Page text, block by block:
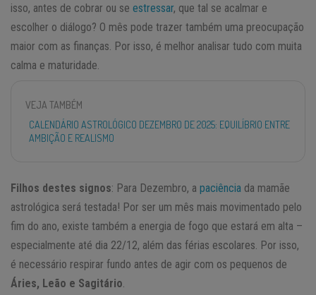
isso, antes de cobrar ou se estressar, que tal se acalmar e
escolher o diálogo? O mês pode trazer também uma preocupação
maior com as finanças. Por isso, é melhor analisar tudo com muita
calma e maturidade.
VEJA TAMBÉM
CALENDÁRIO ASTROLÓGICO DEZEMBRO DE 2025: EQUILÍBRIO ENTRE
AMBIÇÃO E REALISMO
Filhos destes signos: Para Dezembro, a paciência da mamãe
astrológica será testada! Por ser um mês mais movimentado pelo
fim do ano, existe também a energia de fogo que estará em alta –
especialmente até dia 22/12, além das férias escolares. Por isso,
é necessário respirar fundo antes de agir com os pequenos de
Áries, Leão e Sagitário